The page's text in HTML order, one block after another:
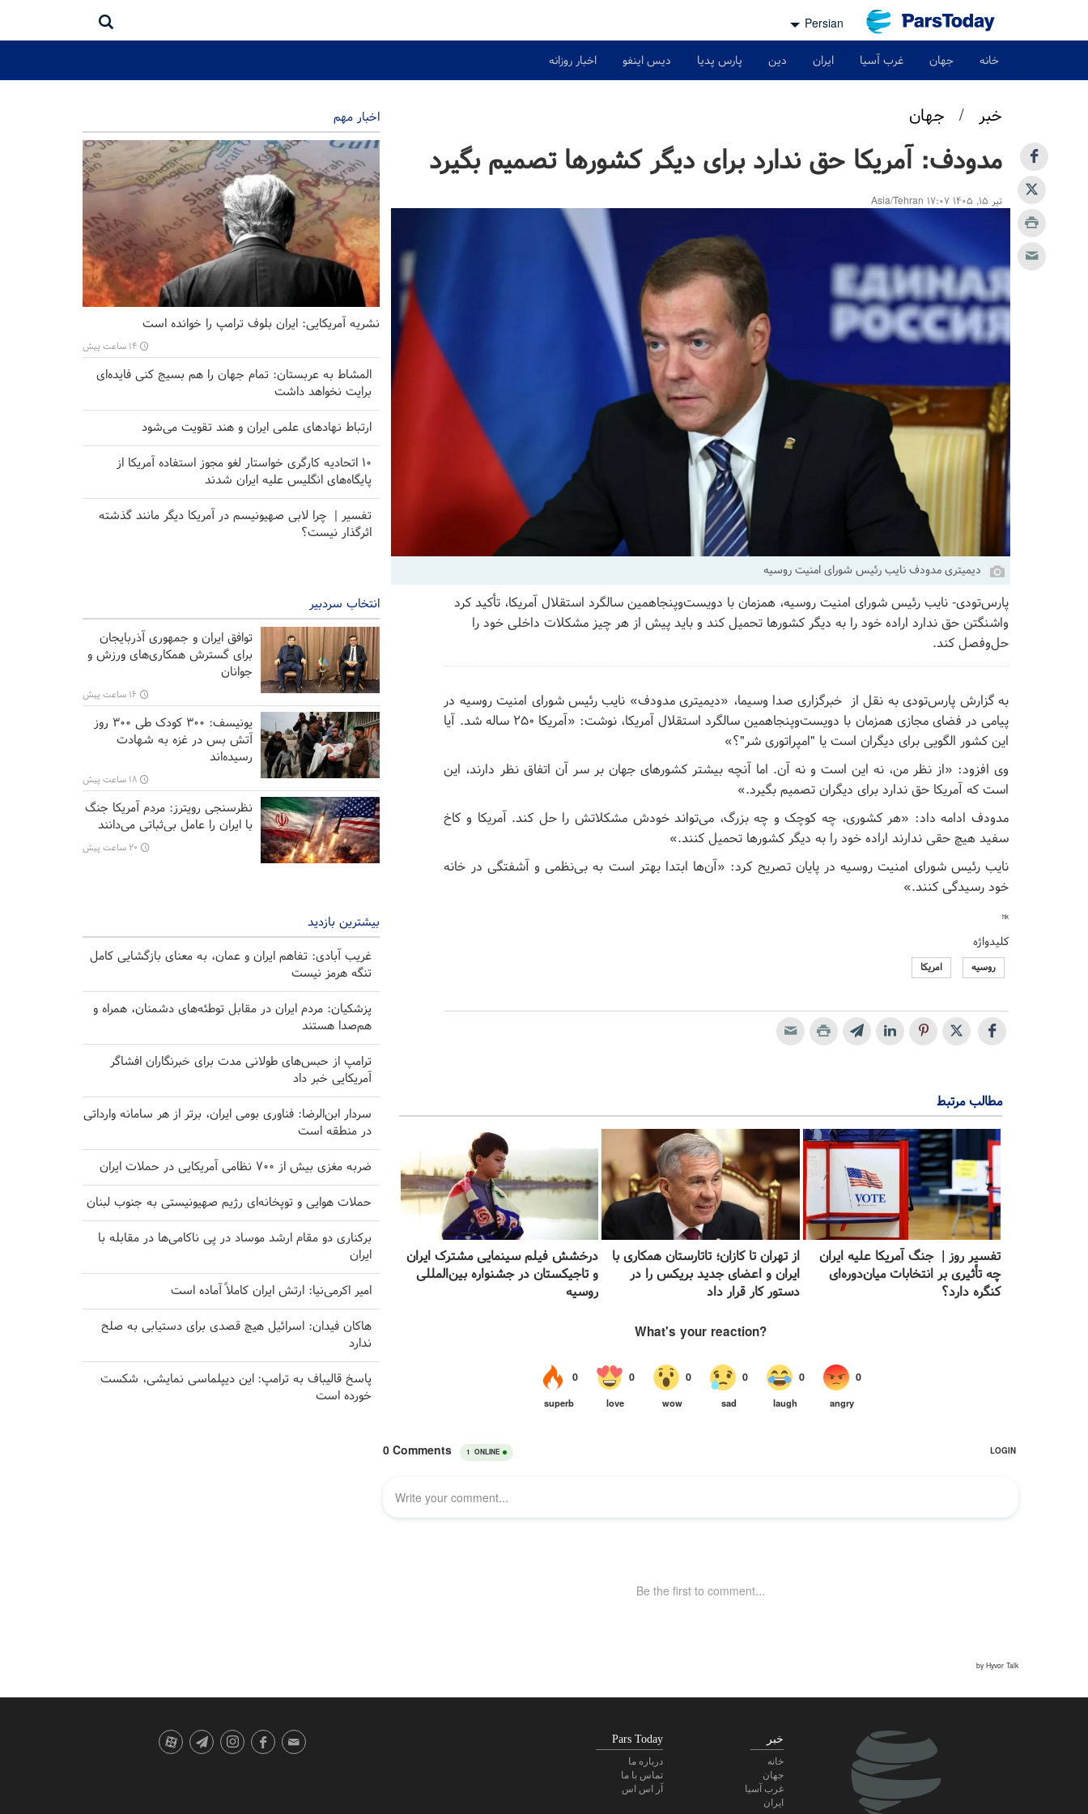
Persian
خانه جهان غرب آسیا ایران دین پارس پدیا دیس اینفو اخبار روزانه
خبر / جهان
مدودف: آمریکا حق ندارد برای دیگر کشور‌ها تصمیم بگیرد
تیر ۱۵, ۱۴۰۵ ۱۷:۰۷ Asia/Tehran
دیمیتری مدودف نایب رئیس شورای امنیت روسیه
پارس‌تودی- نایب رئیس شورای امنیت روسیه، همزمان با دویست‌وپنجاهمین سالگرد استقلال آمریکا، تأکید کرد
واشنگتن حق ندارد اراده خود را به دیگر کشور‌ها تحمیل کند و باید پیش از هر چیز مشکلات داخلی خود را
حل‌وفصل کند.
به گزارش پارس‌تودی به نقل از خبرگزاری صدا وسیما، «دیمیتری مدودف» نایب رئیس شورای امنیت روسیه در
پیامی در فضای مجازی همزمان با دویست‌وپنجاهمین سالگرد استقلال آمریکا، نوشت: «آمریکا ۲۵۰ ساله شد. آیا
این کشور الگویی برای دیگران است یا "امپراتوری شر"؟»
وی افزود: «از نظر من، نه این است و نه آن. اما آنچه بیشتر کشور‌های جهان بر سر آن اتفاق نظر دارند، این
است که آمریکا حق ندارد برای دیگران تصمیم بگیرد.»
مدودف ادامه داد: «هر کشوری، چه کوچک و چه بزرگ، می‌تواند خودش مشکلاتش را حل کند. آمریکا و کاخ
سفید هیچ حقی ندارند اراده خود را به دیگر کشور‌ها تحمیل کنند.»
نایب رئیس شورای امنیت روسیه در پایان تصریح کرد: «آن‌ها ابتدا بهتر است به بی‌نظمی و آشفتگی در خانه
خود رسیدگی کنند.»
hk
کلیدواژه
روسیه امریکا
مطالب مرتبط
تفسیر روز | جنگ آمریکا علیه ایران
چه تأثیری بر انتخابات میان‌دوره‌ای
کنگره دارد؟
از تهران تا کازان؛ تاتارستان همکاری با
ایران و اعضای جدید بریکس را در
دستور کار قرار داد
درخشش فیلم سینمایی مشترک ایران
و تاجیکستان در جشنواره بین‌المللی
روسیه
اخبار مهم
نشریه آمریکایی: ایران بلوف ترامپ را خوانده است
۱۴ ساعت پیش
المشاط به عربستان: تمام جهان را هم بسیج کنی فایده‌ای
برایت نخواهد داشت
ارتباط نهاد‌های علمی ایران و هند تقویت می‌شود
۱۰ اتحادیه کارگری خواستار لغو مجوز استفاده آمریکا از
پایگاه‌های انگلیس علیه ایران شدند
تفسیر | چرا لابی صهیونیسم در آمریکا دیگر مانند گذشته
اثرگذار نیست؟
انتخاب سردبیر
توافق ایران و جمهوری آذربایجان
برای گسترش همکاری‌های ورزش و
جوانان
۱۶ ساعت پیش
یونیسف: ۳۰۰ کودک طی ۳۰۰ روز
آتش بس در غزه به شهادت
رسیده‌اند
۱۸ ساعت پیش
نظرسنجی رویترز: مردم آمریکا جنگ
با ایران را عامل بی‌ثباتی می‌دانند
۲۰ ساعت پیش
بیشترین بازدید
غریب آبادی: تفاهم ایران و عمان، به معنای بازگشایی کامل
تنگه هرمز نیست
پزشکیان: مردم ایران در مقابل توطئه‌های دشمنان، همراه و
هم‌صدا هستند
ترامپ از حبس‌های طولانی مدت برای خبرنگاران افشاگر
آمریکایی خبر داد
سردار ابن‌الرضا: فناوری بومی ایران، برتر از هر سامانه وارداتی
در منطقه است
ضربه مغزی بیش از ۷۰۰ نظامی آمریکایی در حملات ایران
حملات هوایی و توپخانه‌ای رژیم صهیونیستی به جنوب لبنان
برکناری دو مقام ارشد موساد در پی ناکامی‌ها در مقابله با
ایران
امیر اکرمی‌نیا: ارتش ایران کاملاً آماده است
هاکان فیدان: اسرائیل هیچ قصدی برای دستیابی به صلح
ندارد
پاسخ قالیباف به ترامپ: این دیپلماسی نمایشی، شکست
خورده است
خبر
خانه
جهان
غرب آسیا
ایران
Pars Today
درباره ما
تماس با ما
آر اس اس